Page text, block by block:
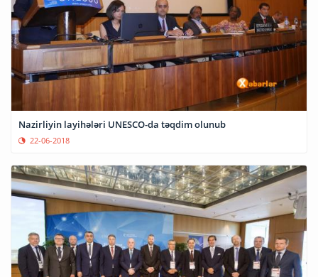
Nazirliyin layihələri UNESCO-da təqdim olunub
22-06-2018